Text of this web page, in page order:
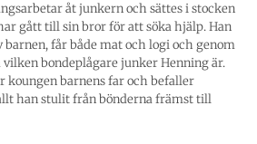
åt junkern och sättes i stocken
gått till sin bror för att söka hjälp. Han
får både mat och logi och genom
bondeplågare junker Henning är.
koungen barnens far och befaller
han stulit från bönderna främst till